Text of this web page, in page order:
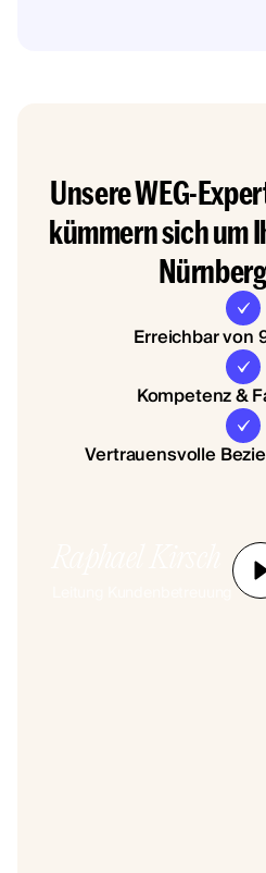
Unsere WEG-
kümmern sich um
Erreichbar von
Kompetenz &
Vertrauensvolle